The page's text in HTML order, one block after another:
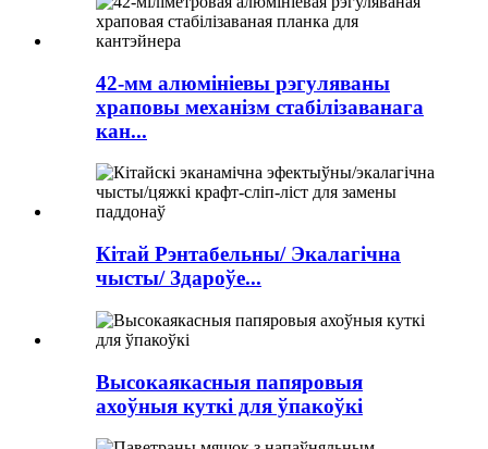
42-мм алюмініевы рэгуляваны
храповы механізм стабілізаванага
кан...
Кітай Рэнтабельны/ Экалагічна
чысты/ Здароўе...
Высокаякасныя папяровыя
ахоўныя куткі для ўпакоўкі